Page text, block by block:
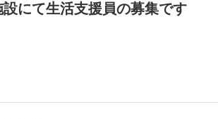
にて生活支援員の募集です